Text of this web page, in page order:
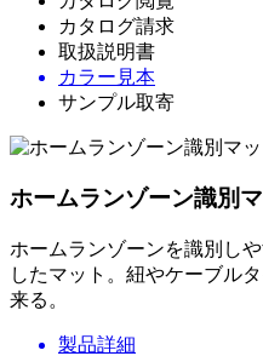
カタログ請求
取扱説明書
カラー見本
サンプル取寄
ホームランゾーン識別
ホームランゾーンを識別し
したマット。紐やケーブル
来る。
製品詳細